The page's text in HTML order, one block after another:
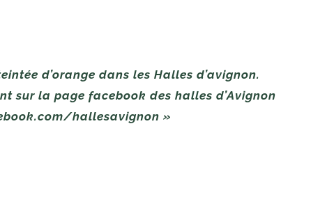
d’orange dans les Halles d’avignon.
sur la page facebook des halles d’Avignon
hallesavignon »